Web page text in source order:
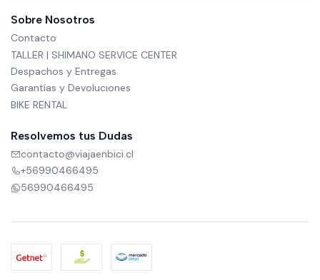
Sobre Nosotros
Contacto
TALLER | SHIMANO SERVICE CENTER
Despachos y Entregas
Garantías y Devoluciones
BIKE RENTAL
Resolvemos tus Dudas
contacto@viajaenbici.cl
+56990466495
56990466495